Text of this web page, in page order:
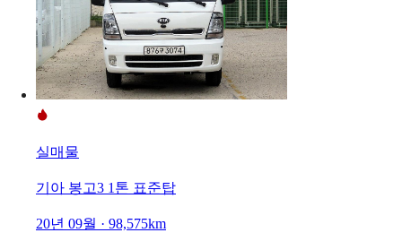
실매물
기아 봉고3 1톤 표준탑
20년 09월 · 98,575km